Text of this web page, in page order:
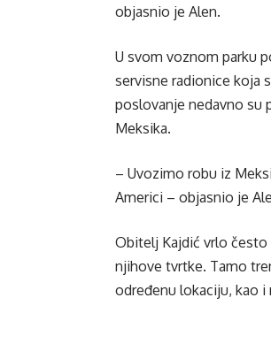
objasnio je Alen.
U svom voznom parku
servisne radionice koja
poslovanje nedavno su
Meksika.
– Uvozimo robu iz
Americi – objasnio je
Obitelj Kajdić vrlo često
njihove tvrtke. Tamo
određenu lokaciju, kao i